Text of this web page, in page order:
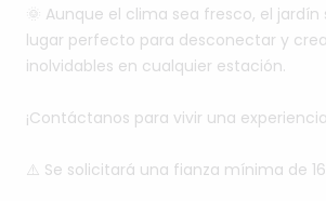
🌞 Aunque el clima sea fresco, el jardín
lugar perfecto para desconectar y
inolvidables en cualquier estación.
¡Contáctanos para vivir una experiencia
⚠️ Se solicitará una fianza mínima de